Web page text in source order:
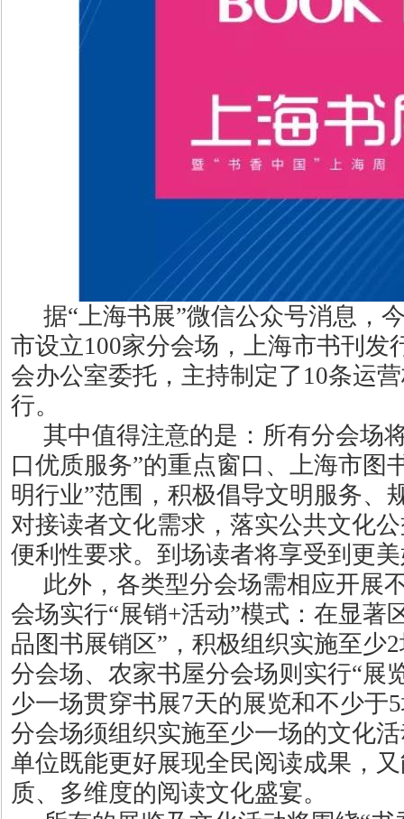
据“上海书展”微信公众号消息，
市设立100家分会场，上海市书刊发
会办公室委托，主持制定了10条运
行。
其中值得注意的是：所有分会场
口优质服务”的重点窗口、上海市图
明行业”范围，积极倡导文明服务、
对接读者文化需求，落实公共文化
便利性要求。到场读者将享受到更
此外，各类型分会场需相应开展
会场实行“展销+活动”模式：在显著
品图书展销区”，积极组织实施至少
分会场、农家书屋分会场则实行“展
少一场贯穿书展7天的展览和不少于
分会场须组织实施至少一场的文化
单位既能更好展现全民阅读成果，
质、多维度的阅读文化盛宴。